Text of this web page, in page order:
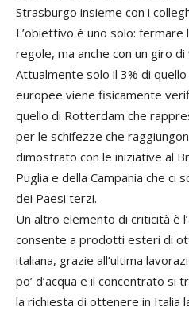
Strasburgo insieme con i
L’obiettivo è uno solo: fermare
regole, ma anche con un giro
Attualmente solo il 3% di
europee viene fisicamente
quello di Rotterdam che
per le schifezze che
dimostrato con le iniziative al
Puglia e della Campania che ci
dei Paesi terzi.
Un altro elemento di criticità è
consente a prodotti esteri di
italiana, grazie all’ultima
po’ d’acqua e il concentrato si
la richiesta di ottenere in Italia